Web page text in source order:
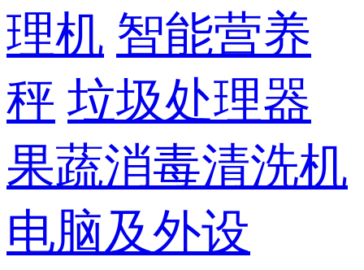
理机 智能营养
秤 垃圾处理器
果蔬消毒清洗机
电脑及外设